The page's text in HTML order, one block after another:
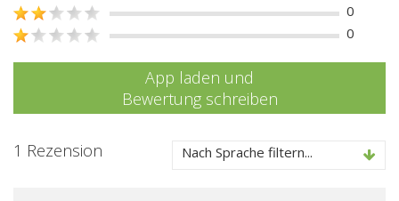
0
0
App laden und
Bewertung schreiben
1 Rezension Nach Sprache filtern...